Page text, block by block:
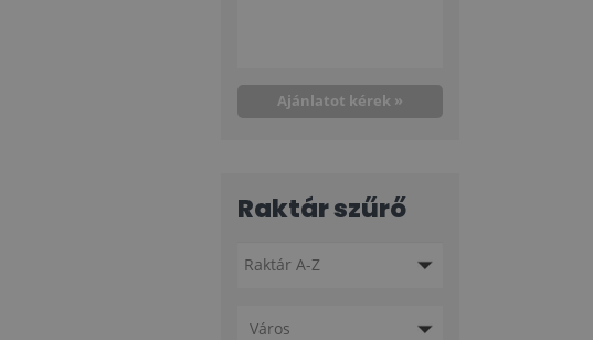
Ajánlatot kérek »
Raktár szűrő
Város